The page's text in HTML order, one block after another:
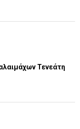
Τενεάτη